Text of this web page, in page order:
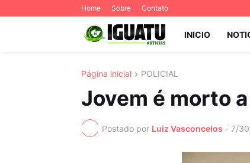
Home Sobre Contato
INICIO
Página inicial POLICIAL
Jovem é morto
Postado por Luiz Vasconcelos - 7/